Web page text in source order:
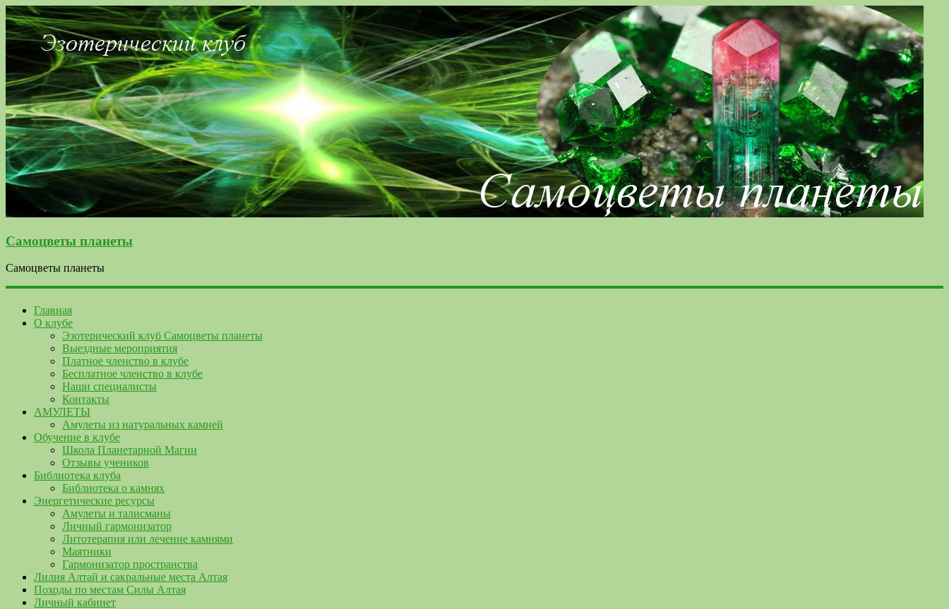
Самоцветы планеты
Самоцветы планеты
Главная
О клубе
Эзотерический клуб Самоцветы планеты
Выездные мероприятия
Платное членство в клубе
Бесплатное членство в клубе
Наши специалисты
Контакты
АМУЛЕТЫ
Амулеты из натуральных камней
Обучение в клубе
Школа Планетарной Магии
Отзывы учеников
Библиотека клуба
Библиотека о камнях
Энергетические ресурсы
Амулеты и талисманы
Личный гармонизатор
Литотерапия или лечение камнями
Маятники
Гармонизатор пространства
Лилия Алтай и сакральные места Алтая
Походы по местам Силы Алтая
Личный кабинет